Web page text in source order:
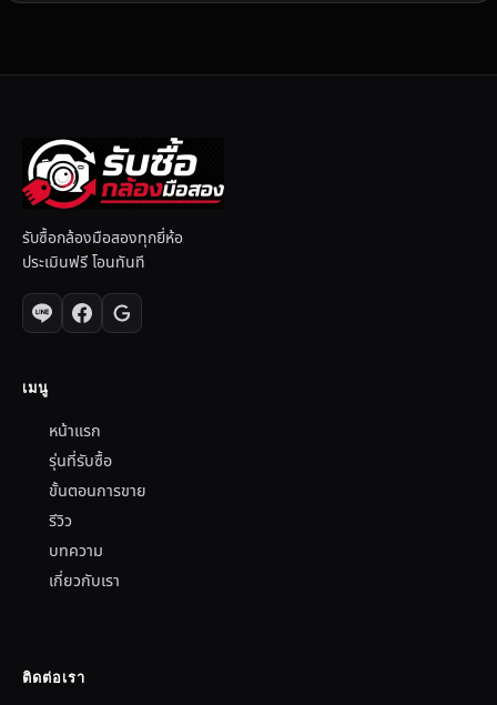
รับซื้อกล้องมือสองทุกยี่ห้อ
ประเมินฟรี โอนทันที
เมนู
หน้าแรก
รุ่นที่รับซื้อ
ขั้นตอนการขาย
รีวิว
บทความ
เกี่ยวกับเรา
ติดต่อเรา